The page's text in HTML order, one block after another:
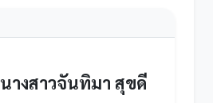
นางสาวจันทิมา สุขดี